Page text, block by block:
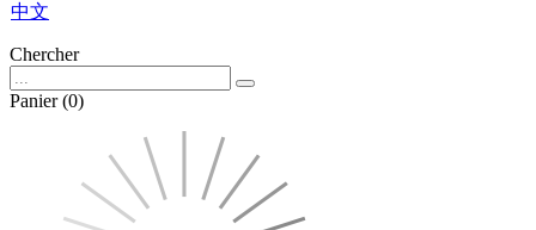
中文
Chercher
Panier (0)